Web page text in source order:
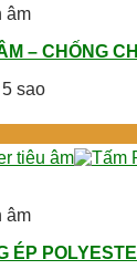
âm
– CHỐNG
5 sao
âm
ÉP